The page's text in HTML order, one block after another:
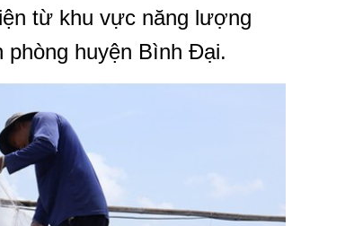
từ khu vực năng lượng
phòng huyện Bình Đại.